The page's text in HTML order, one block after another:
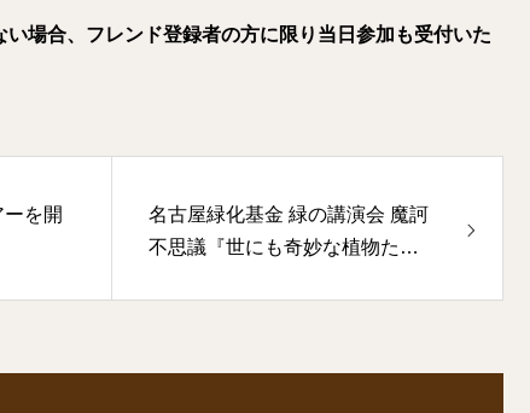
場合、フレンド登録者の方に限り当日参加も受付いた
を開
名古屋緑化基金 緑の講演会 魔訶
不思議『世にも奇妙な植物たち